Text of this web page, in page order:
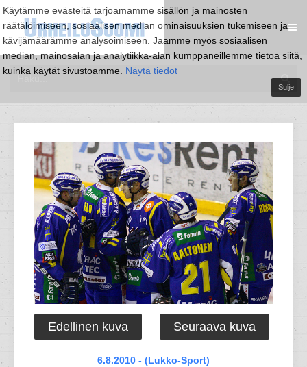
Käytämme evästeitä tarjoamamme sisällön ja mainosten
räätälöimiseen, sosiaalisen median ominaisuuksien tukemiseen ja
kävijämäärämme analysoimiseen. Jaamme myös sosiaalisen
median, mainosalan ja analytiikka-alan kumppaneillemme tietoa siitä,
kuinka käytät sivustoamme. Näytä tiedot
Sulje
Edellinen kuva Seuraava kuva
6.8.2010 - (Lukko-Sport)